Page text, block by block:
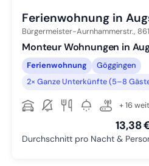
Ferienwohnung in
Bürgermeister-Aurnhammerstr.,
Monteur Wohnungen in
Ferienwohnung
Göggingen
2× Ganze Unterkünfte (5–8
+ 16
13,38
Durchschnitt pro Nacht &